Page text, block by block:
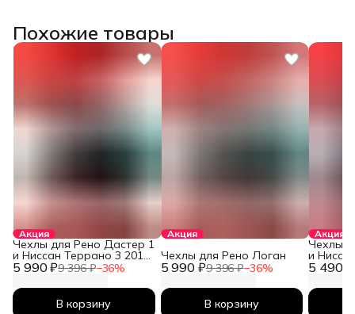
Похожие товары
Акция
5 990 ₽9 396 ₽−36%
Чехлы для Рено Дастер 1
и Ниссан Террано 3 2010-
2026
В корзину
Акция
5 990 ₽9 396 ₽−36%
Чехлы для Рено Логан
В корзину
Акция
5 490 ₽
Чехлы
и
2026